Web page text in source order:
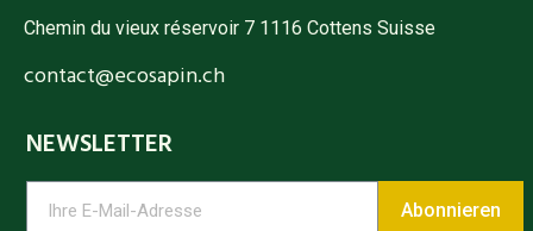
Chemin du vieux réservoir 7 1116 Cottens Suisse
contact@ecosapin.ch
NEWSLETTER
Abonnieren